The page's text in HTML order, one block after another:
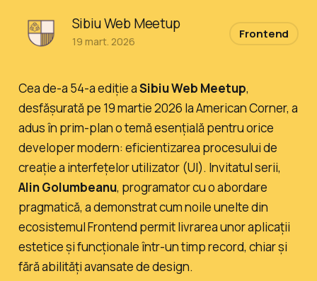
Cea de-a 54-a ediție aSibiu Web Meetup,
desfășurată pe 19 martie 2026 la American Corner, a
adus în prim-plan o temă esențială pentru orice
developer modern: eficientizarea procesului de
creație a interfețelor utilizator (UI). Invitatul serii,
Alin Golumbeanu, programator cu o abordare
pragmatică, a demonstrat cum noile unelte din
ecosistemul Frontend permit livrarea unor aplicații
estetice și funcționale într-un timp record, chiar și
fără abilități avansate de design.
Sibiu Web Meetup
19 mart. 2026
Frontend